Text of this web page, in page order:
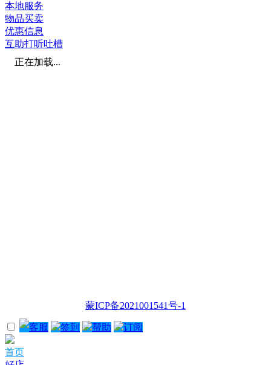
本地服务
物品买卖
优惠信息
互助打听吐槽
正在加载...
蒙ICP备2021001541号-1
客服 签到 帮助 订阅
首页